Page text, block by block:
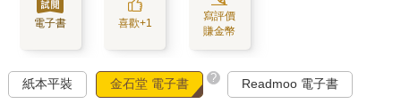
電子書 喜歡+1
寫評價
賺金幣
紙本平裝 金石堂 電子書 ? Readmoo 電子書